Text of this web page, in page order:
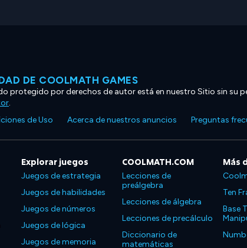
DE COOLMATH GAMES
protegido por derechos de autor está en nuestro Sitio sin su
.
de Uso Acerca de nuestros anuncios Preguntas
Explorar juegos
Juegos de estrategia
Juegos de habilidades
Juegos de números
Juegos de lógica
Juegos de memoria
COOLMATH.COM
Lecciones de
preálgebra
Lecciones de álgebra
Lecciones de precálculo
Diccionario de
matemáticas
Más
Ten
Base